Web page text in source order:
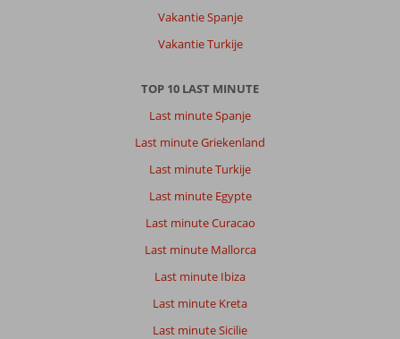
Vakantie Spanje
Vakantie Turkije
TOP 10 LAST MINUTE
Last minute Spanje
Last minute Griekenland
Last minute Turkije
Last minute Egypte
Last minute Curacao
Last minute Mallorca
Last minute Ibiza
Last minute Kreta
Last minute Sicilie